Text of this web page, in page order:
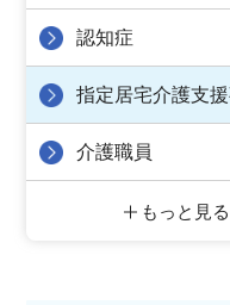
認知症
指定居宅介護支
介護職員
もっと見る